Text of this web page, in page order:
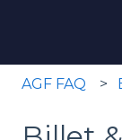
AGF FAQ